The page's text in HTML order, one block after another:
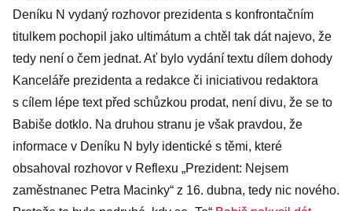
Deníku N vydaný rozhovor prezidenta s konfrontačním
titulkem pochopil jako ultimátum a chtěl tak dát najevo, že
tedy není o čem jednat. Ať bylo vydání textu dílem dohody
Kanceláře prezidenta a redakce či iniciativou redaktora
s cílem lépe text před schůzkou prodat, není divu, že se to
Babiše dotklo. Na druhou stranu je však pravdou, že
informace v Deníku N byly identické s těmi, které
obsahoval rozhovor v Reflexu „Prezident: Nejsem
zaměstnanec Petra Macinky“ z 16. dubna, tedy nic nového.